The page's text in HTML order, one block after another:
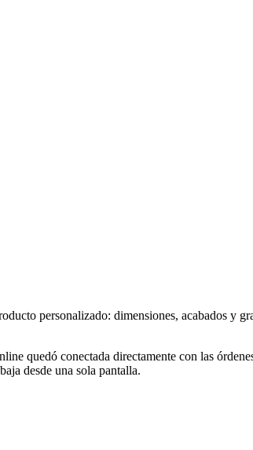
personalizado: dimensiones, acabados y
quedó conectada directamente con las
desde una sola pantalla.